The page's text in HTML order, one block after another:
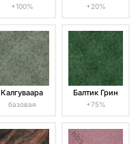
+100% +20%
Калгуваара
базовая
Балтик Грин
+75%